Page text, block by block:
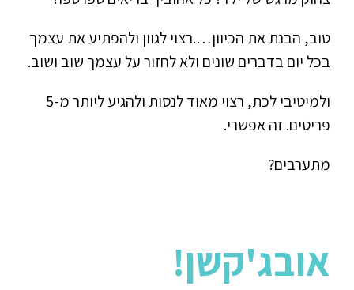
טוב, הבנת את הכיוון….רצוי לגוון ולהפתיע את עצמך
בכל יום בדברים שונים ולא לחזור על עצמך שוב ושוב.
ולמיטיבי לכת, רצוי מאוד לנסות ולהגיע ליותר מ-5
פריטים. זה אפשרי.
מתערבים?
אובג'קשן!